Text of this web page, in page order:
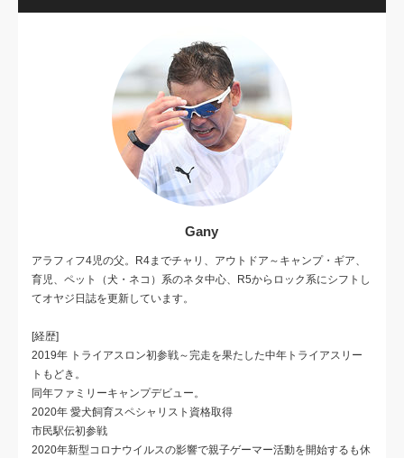
Gany
アラフィフ4児の父。R4までチャリ、アウトドア～キャンプ・ギア、
育児、ペット（犬・ネコ）系のネタ中心、R5からロック系にシフトし
てオヤジ日誌を更新しています。
[経歴]
2019年 トライアスロン初参戦～完走を果たした中年トライアスリー
トもどき。
同年ファミリーキャンプデビュー。
2020年 愛犬飼育スペシャリスト資格取得
市民駅伝初参戦
2020年新型コロナウイルスの影響で親子ゲーマー活動を開始するも休